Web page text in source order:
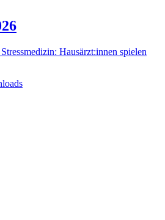
Hausärzt:innen spielen